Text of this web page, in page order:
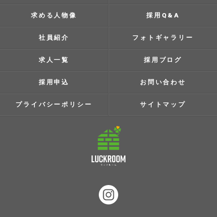
求める人物像 採用Q&A
社員紹介 フォトギャラリー
求人一覧 採用ブログ
採用申込 お問い合わせ
プライバシーポリシー サイトマップ